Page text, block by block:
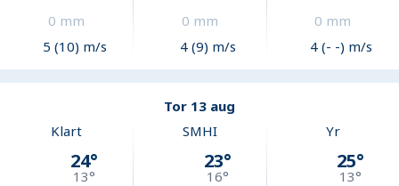
0 mm
5 (10) m/s
0 mm
4 (9) m/s
0 mm
4 (- -) m/s
Tor 13 aug
Klart
24°
13°
SMHI
23°
16°
Yr
25°
13°